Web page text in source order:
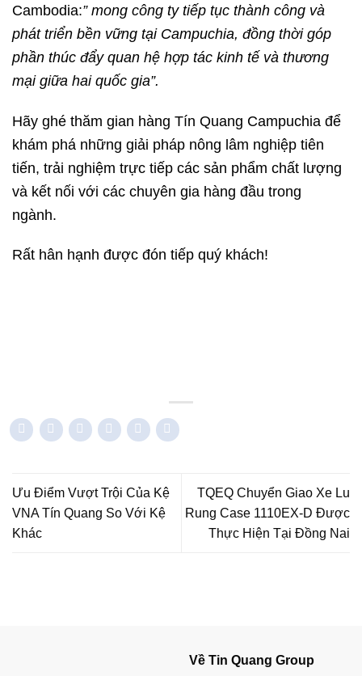
Cambodia:” mong công ty tiếp tục thành công và
phát triển bền vững tại Campuchia, đồng thời góp
phần thúc đẩy quan hệ hợp tác kinh tế và thương
mại giữa hai quốc gia”.
Hãy ghé thăm gian hàng Tín Quang Campuchia để
khám phá những giải pháp nông lâm nghiệp tiên
tiến, trải nghiệm trực tiếp các sản phẩm chất lượng
và kết nối với các chuyên gia hàng đầu trong
ngành.
Rất hân hạnh được đón tiếp quý khách!
Ưu Điểm Vượt Trội Của Kệ
VNA Tín Quang So Với Kệ
Khác
TQEQ Chuyển Giao Xe Lu
Rung Case 1110EX-D Được
Thực Hiện Tại Đồng Nai
Về Tin Quang Group